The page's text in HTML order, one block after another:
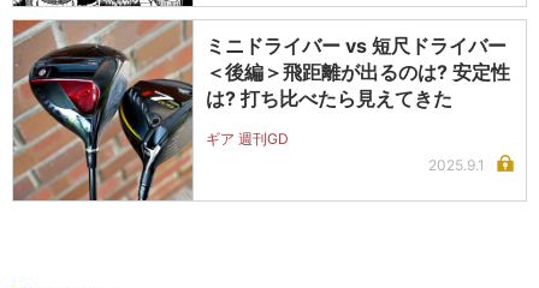
ミニドライバー vs 短尺ドライバー
＜後編＞飛距離が出るのは? 安定性
は? 打ち比べたら見えてきた
ギア 週刊GD
2025.9.1